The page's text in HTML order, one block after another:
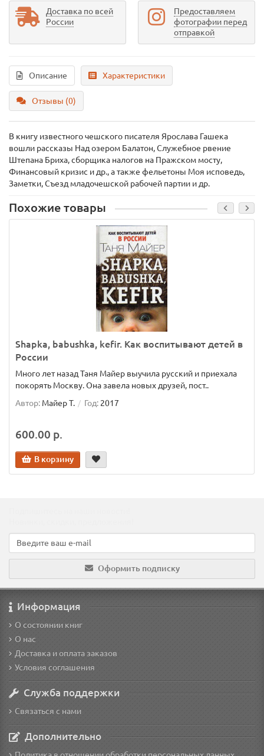
Доставка по всей
России
Предоставляем
фотографии перед
отправкой
Описание Характеристики
Отзывы (0)
В книгу известного чешского писателя Ярослава Гашека
вошли рассказы Над озером Балатон, Служебное рвение
Штепана Бриха, сборщика налогов на Пражском мосту,
Финансовый кризис и др., а также фельетоны Моя исповедь,
Заметки, Съезд младочешской рабочей партии и др.
Похожие товары
Shapka, babushka, kefir. Как воспитывают детей в
России
Много лет назад Таня Майер выучила русский и приехала
покорять Москву. Она завела новых друзей, пост..
Автор: Майер Т. Год: 2017
600.00 р.
В корзину
Оформить подписку
Информация
О состоянии книг
О нас
Доставка и оплата заказов
Условия соглашения
Служба поддержки
Связаться с нами
Дополнительно